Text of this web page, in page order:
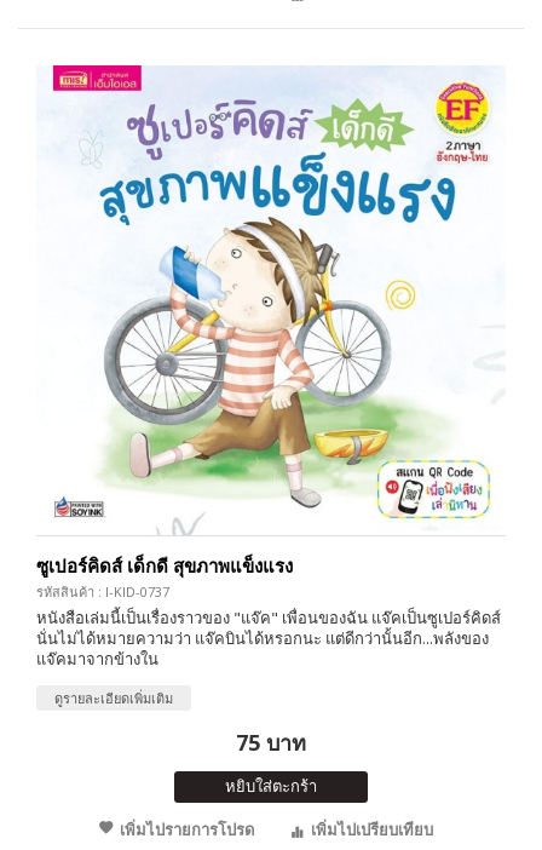
ซูเปอร์คิดส์ เด็กดี สุขภาพแข็งแรง
รหัสสินค้า : I-KID-0737
หนังสือเล่มนี้เป็นเรื่องราวของ "แจ๊ค" เพื่อนของฉัน แจ๊คเป็นซูเปอร์คิดส์
นั่นไม่ได้หมายความว่า แจ๊คบินได้หรอกนะ แต่ดีกว่านั้นอีก...พลังของ
แจ๊คมาจากข้างใน
ดูรายละเอียดเพิ่มเติม
75 บาท
หยิบใส่ตะกร้า
เพิ่มไปรายการโปรด
เพิ่มไปเปรียบเทียบ